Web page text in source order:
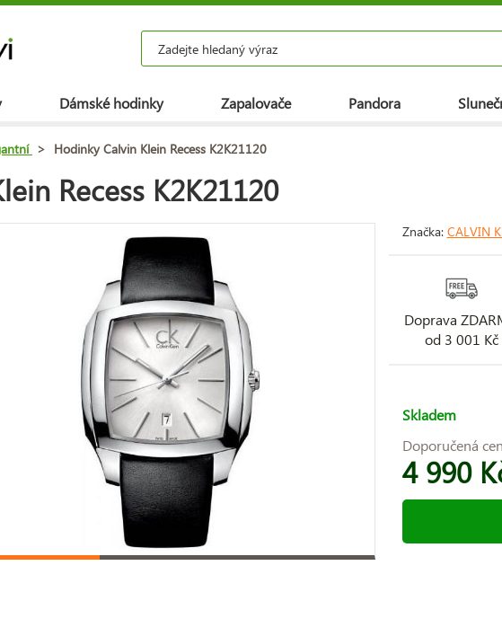
Dámské hodinky Zapalovače Pandora
> Hodinky Calvin Klein Recess K2K21120
Recess K2K21120
Značka: CALVIN
Doprava
od 3 001 Kč
Skladem
Doporučená
4 990